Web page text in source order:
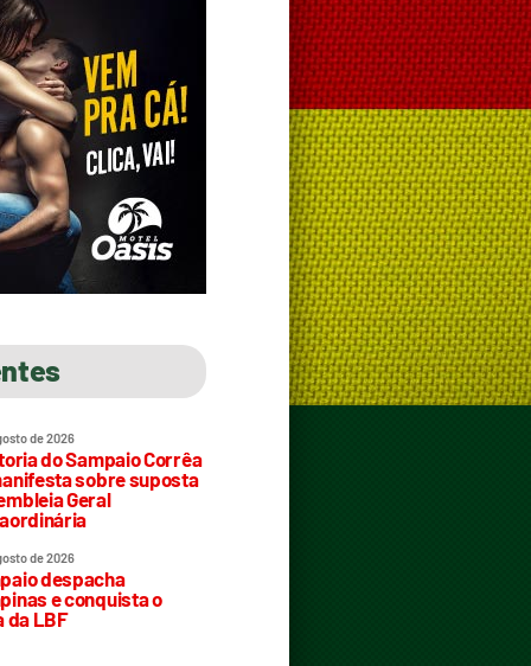
de 2026
do Sampaio Corrêa
sobre suposta
Geral
de 2026
despacha
e conquista o
da LBF